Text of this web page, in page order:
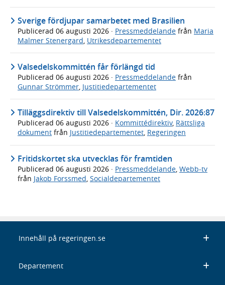
Sverige fördjupar samarbetet med Brasilien
Publicerad 06 augusti 2026 · Pressmeddelande från Maria
Malmer Stenergard, Utrikesdepartementet
Valsedelskommittén får förlängd tid
Publicerad 06 augusti 2026 · Pressmeddelande från
Gunnar Strömmer Justitiedepartementet
Tilläggsdirektiv till Valsedelskommittén, Dir. 2026:87
Publicerad 06 augusti 2026 · Kommittédirektiv, Rättsliga
dokument från Justitiedepartementet, Regeringen
Fritidskortet ska utvecklas för framtiden
Publicerad 06 augusti 2026 · Pressmeddelande, Webb-tv
från Jakob Forssmed, Socialdepartementet
Innehåll på regeringen.se
Departement